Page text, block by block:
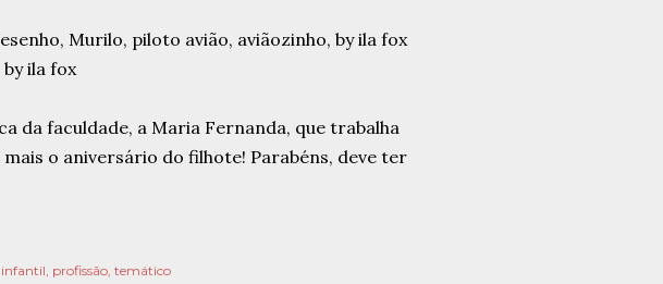
da faculdade, a Maria Fernanda, que trabalha
o aniversário do filhote! Parabéns, deve ter
infantil profissão temático